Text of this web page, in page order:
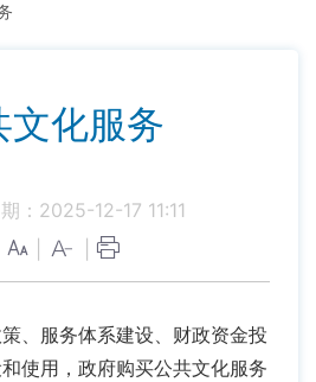
文化服务
：2025-12-17 11:11
、服务体系建设、财政资金投
使用，政府购买公共文化服务